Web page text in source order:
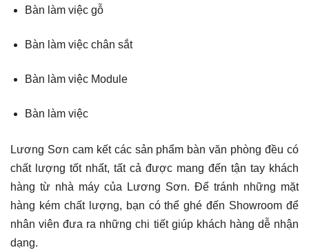
Bàn làm việc gỗ
Bàn làm việc chân sắt
Bàn làm việc Module
Bàn làm việc
Lương Sơn cam kết các sản phẩm bàn văn phòng đều có
chất lượng tốt nhất, tất cả được mang đến tận tay khách
hàng từ nhà máy của Lương Sơn. Để tránh những mặt
hàng kém chất lượng, bạn có thể ghé đến Showroom để
nhân viên đưa ra những chi tiết giúp khách hàng dễ nhận
dạng.